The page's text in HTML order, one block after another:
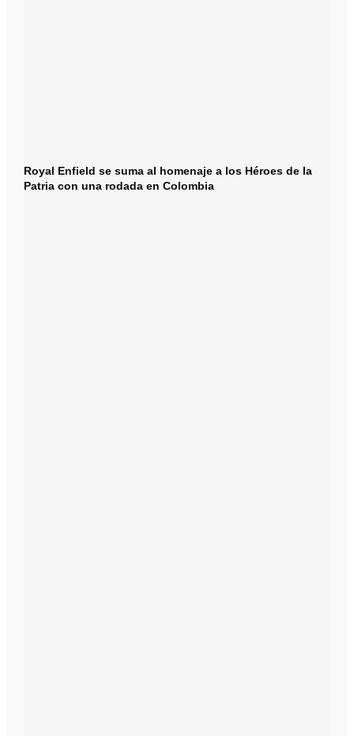
Royal Enfield se suma al homenaje a los Héroes de la
Patria con una rodada en Colombia